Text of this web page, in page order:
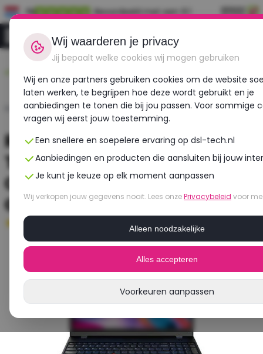
NL Beoordeeld met een 9.1
Duurzaam,
refurbished
morgen in huis!
dan 30 punten!
Home›Laptops›Lenovo›Thinkpad E15 Gen 2
Refurbished Lenovo
ThinkPad E15 Gen 2 | Intel
Core i5 | Intel Iris Xe
Graphics
- 8 GB RAM - 256 GB SSD
Wij waarderen je privacy
Jij bepaalt welke cookies wij mogen gebruiken
Wij en onze partners gebruiken cookies om de website
laten werken, te begrijpen hoe deze wordt gebruikt en je
aanbiedingen te tonen die bij jou passen. Voor sommige
vragen wij eerst jouw toestemming.
Een snellere en soepelere ervaring op dsl-tech.nl
Aanbiedingen en producten die aansluiten bij jouw
Je kunt je keuze op elk moment aanpassen
Wij verkopen jouw gegevens nooit. Lees onzePrivacybeleid voor
Alleen noodzakelijke
Alles accepteren
Voorkeuren aanpassen